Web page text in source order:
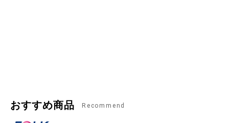
おすすめ商品 Recommend